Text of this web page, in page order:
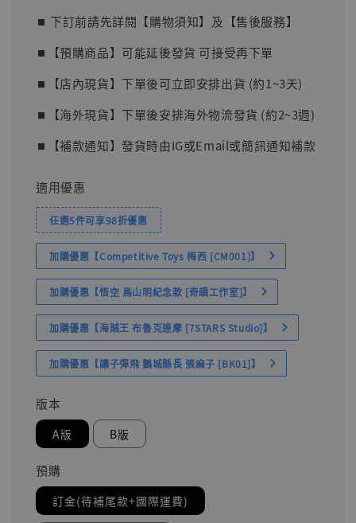
⏹︎ 下訂前請先詳閱【購物須知】及【售後服務】
⏹︎【預購商品】可能延後發貨 可接受再下單
⏹︎【店內現貨】下單後可立即安排出貨 (約1~3天)
⏹︎【海外現貨】下單後安排海外物流發貨 (約2~3週)
⏹︎【補款通知】發貨時由IG或Email或簡訊通知補款
適用優惠
任選5件可享98折優惠
加購優惠【Competitive Toys 梅西 [CM001]】
加購優惠【悟空 鳥山明紀念款 [奇蹟工作室]】
加購優惠【海賊王 布魯克達摩 [7STARS Studio]】
加購優惠【讓子彈飛 鵝城縣長 張麻子 [BK01]】
版本
A版 B版
預購
訂金(待補尾款+國際運費)